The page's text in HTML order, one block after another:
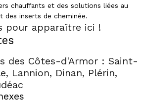
chauffants et des solutions liées au
des inserts de cheminée.
pour apparaître ici !
des Côtes-d'Armor : Saint-
Lannion, Dinan, Plérin,